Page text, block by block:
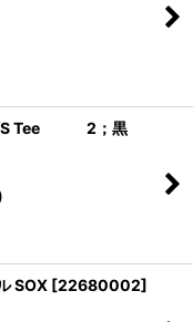
L/S Tee 2；黒
SOX [22680002]